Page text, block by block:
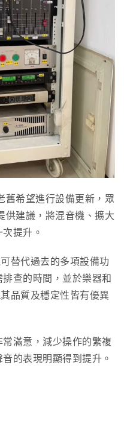
舊希望進行設備更新，眾
供建議，將混音機、擴大
提升。
替代過去的多項設備功
查的時間，並於樂器和
品質及穩定性皆有優異
常滿意，減少操作的繁複
的表現明顯得到提升。